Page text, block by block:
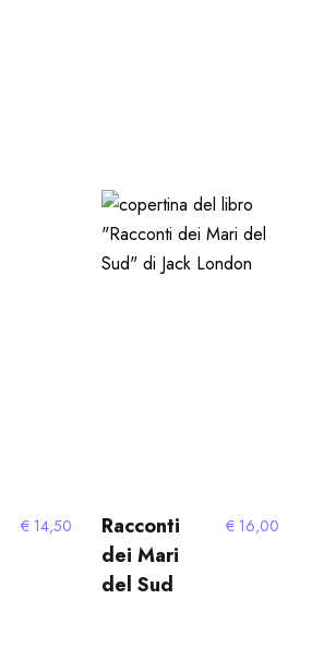
€14,50
Racconti
dei Mari
del Sud
€16,00